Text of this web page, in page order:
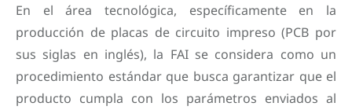
En el área tecnológica, específicamente en la
producción de placas de circuito impreso (PCB por
sus siglas en inglés), la FAI se considera como un
procedimiento estándar que busca garantizar que el
producto cumpla con los parámetros enviados al